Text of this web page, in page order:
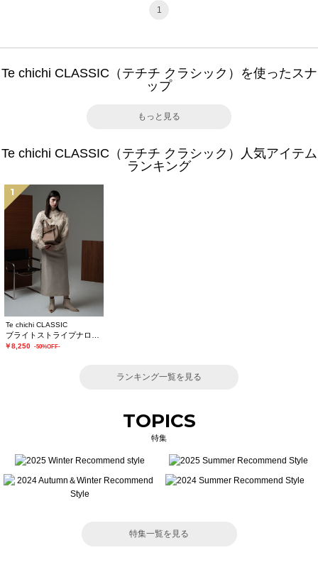
1
Te chichi CLASSIC（テチチ クラシック）を使ったスナ
ップ
もっと見る
Te chichi CLASSIC（テチチ クラシック）人気アイテム
ランキング
1
Te chichi CLASSIC
￥8,250 -50%OFF-
ランキング一覧を見る
TOPICS
特集
特集一覧を見る